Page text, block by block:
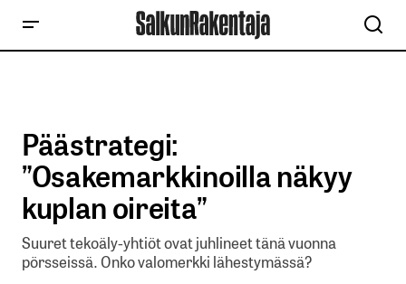
Päästrategi:
”Osakemarkkinoilla näkyy
kuplan oireita”
Suuret tekoäly-yhtiöt ovat juhlineet tänä vuonna
pörsseissä. Onko valomerkki lähestymässä?